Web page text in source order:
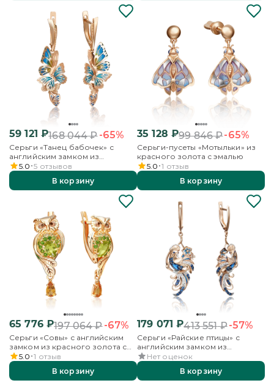
59 121 ₽168 044₽-65%
Серьги «Танец бабочек» с
английским замком из
красного золота с эмалью
5.0 5 отзывов
В корзину
35 128 ₽99 846₽-65%
Серьги-пусеты «Мотыльки» из
красного золота с эмалью
5.0 1 отзыв
В корзину
65 776₽197 064₽-67%
Серьги «Совы» с английским
замком из красного золота с
миксом камней и эмалью
5.0 1 отзыв
В корзину
179 071 ₽413 551₽-57%
Серьги «Райские птицы» с
английским замком из
красного золота с сапфирами,
бриллиантами и эмалью
Нет оценок
В корзину